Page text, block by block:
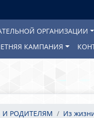
ОРГАНИЗАЦИИ
КАМПАНИЯ
РОДИТЕЛЯМ Из